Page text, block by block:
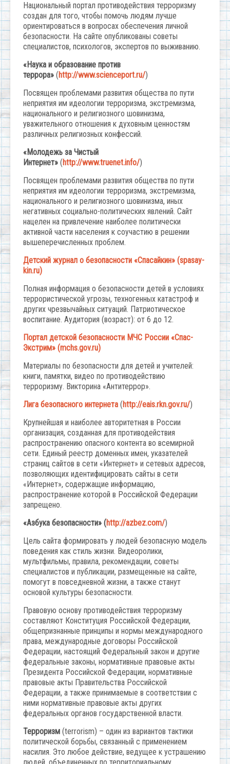
Национальный портал противодействия терроризму
создан для того, чтобы помочь людям лучше
ориентироваться в вопросах обеспечения личной
безопасности. На сайте опубликованы советы
специалистов, психологов, экспертов по выживанию.
«Наука и образование против
террора» (http://www.scienceport.ru/)
Посвящен проблемами развития общества по пути
неприятия им идеологии терроризма, экстремизма,
национального и религиозного шовинизма,
уважительного отношения к духовным ценностям
различных религиозных конфессий.
«Молодежь за Чистый
Интернет» (http://www.truenet.info/)
Посвящен проблемами развития общества по пути
неприятия им идеологии терроризма, экстремизма,
национального и религиозного шовинизма, иных
негативных социально-политических явлений. Сайт
нацелен на привлечение наиболее политически
активной части населения к соучастию в решении
вышеперечисленных проблем.
Детский журнал о безопасности «Спасайкин» (spasay-
kin.ru)
Полная информация о безопасности детей в условиях
террористической угрозы, техногенных катастроф и
других чрезвычайных ситуаций. Патриотическое
воспитание. Аудитория (возраст): от 6 до 12.
Портал детской безопасности МЧС России «Спас-
Экстрим» (mchs.gov.ru)
Материалы по безопасности для детей и учителей:
книги, памятки, видео по противодействию
терроризму. Викторина «Антитеррор».
Лига безопасного интернета (http://eais.rkn.gov.ru/)
Крупнейшая и наиболее авторитетная в России
организация, созданная для противодействия
распространению опасного контента во всемирной
сети. Единый реестр доменных имен, указателей
страниц сайтов в сети «Интернет» и сетевых адресов,
позволяющих идентифицировать сайты в сети
«Интернет», содержащие информацию,
распространение которой в Российской Федерации
запрещено.
«Азбука безопасности» (http://azbez.com/)
Цель сайта формировать у людей безопасную модель
поведения как стиль жизни. Видеоролики,
мультфильмы, правила, рекомендации, советы
специалистов и публикации, размещенные на сайте,
помогут в повседневной жизни, а также станут
основой культуры безопасности.
Правовую основу противодействия терроризму
составляют Конституция Российской Федерации,
общепризнанные принципы и нормы международного
права, международные договоры Российской
Федерации, настоящий Федеральный закон и другие
федеральные законы, нормативные правовые акты
Президента Российской Федерации, нормативные
правовые акты Правительства Российской
Федерации, а также принимаемые в соответствии с
ними нормативные правовые акты других
федеральных органов государственной власти.
Терроризм (terrorism) – один из вариантов тактики
политической борьбы, связанный с применением
насилия. Это любое действие, ведущее к устрашению